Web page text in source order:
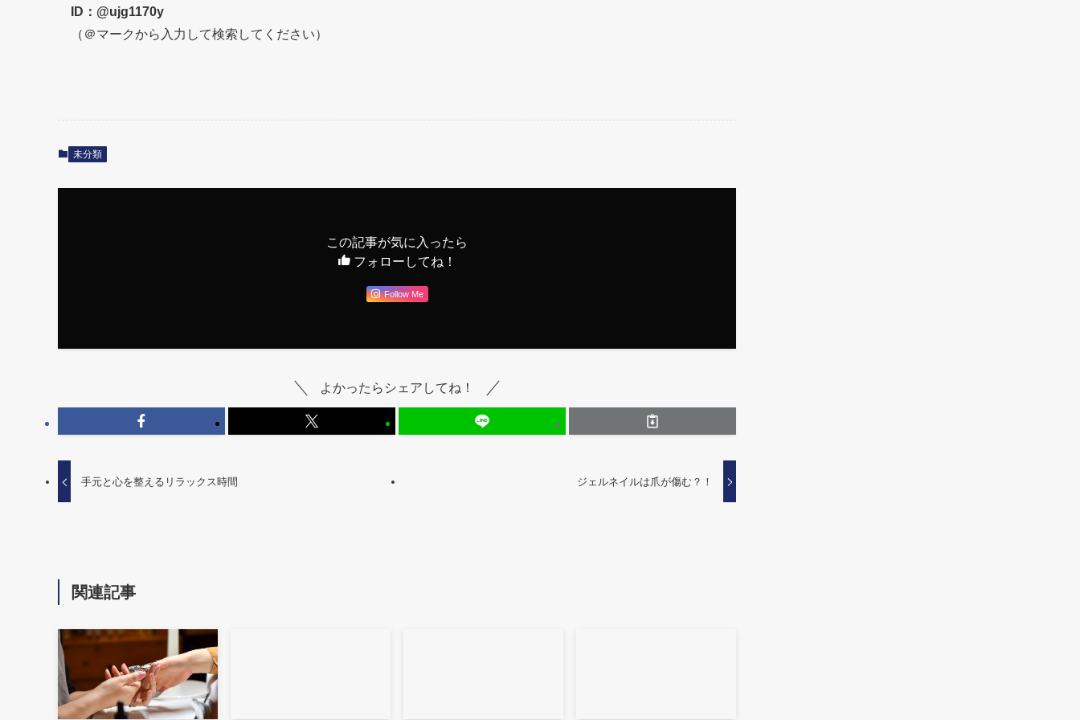
ID：@ujg1170y
（＠マークから入力して検索してください）
未分類
この記事が気に入ったら
フォローしてね！
Follow Me
よかったらシェアしてね！
手元と心を整えるリラックス時間 ジェルネイルは爪が傷む？！
関連記事